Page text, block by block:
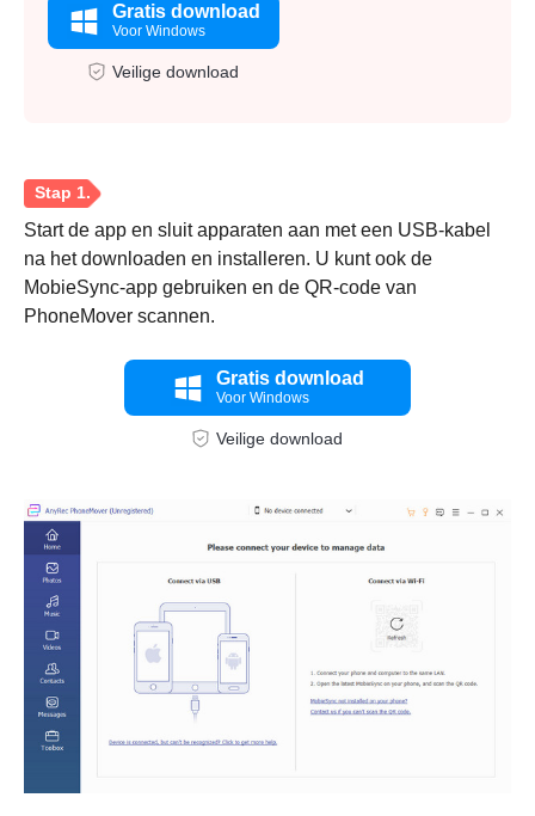
Gratis download
Voor Windows
Veilige download
Stap 1.
Start de app en sluit apparaten aan met een USB-kabel
na het downloaden en installeren. U kunt ook de
MobieSync-app gebruiken en de QR-code van
PhoneMover scannen.
Gratis download
Voor Windows
Veilige download